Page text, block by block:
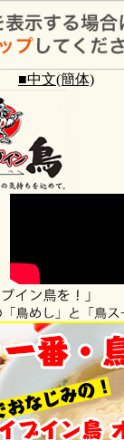
■中文(簡体)